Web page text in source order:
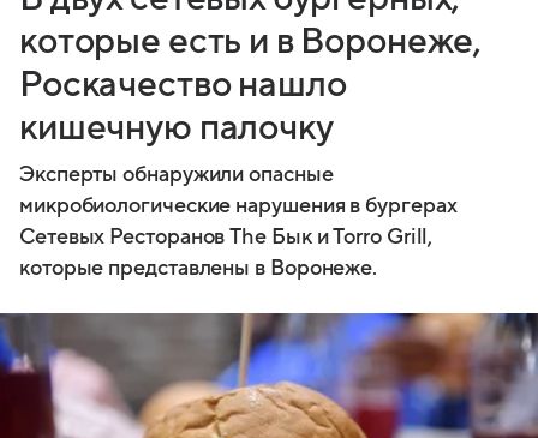
которые есть и в Воронеже,
Роскачество нашло
кишечную палочку
Эксперты обнаружили опасные
микробиологические нарушения в бургерах
Сетевых Ресторанов The Бык и Torro Grill,
которые представлены в Воронеже.